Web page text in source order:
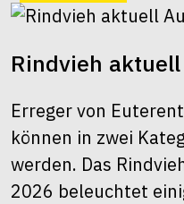
Rindvieh
Erreger von
können in zwei
werden. Das
2026 beleuchtet